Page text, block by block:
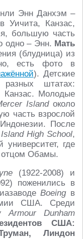
Энн Данхэм –
Уичита, Канзас,
большую часть
одно – Энн. Мать
(блудница) из
есть фото в
). Детские
штатах:
Канзас. Молодые
Islandоколо
часть взрослой
После
High School,
где
отцом Обамы.
(1922-2008) и
поженились в
Boeingв
США. Среди
Armour Dunham
США:
Линдон